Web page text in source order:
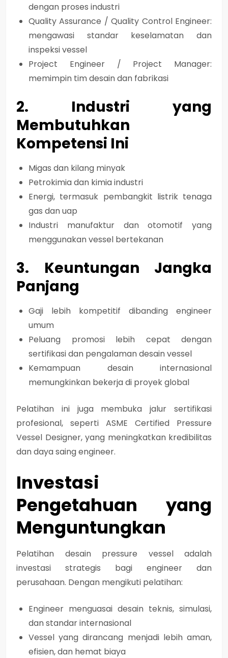
dengan proses industri
Quality Assurance / Quality Control Engineer:
mengawasi standar keselamatan dan
inspeksi vessel
Project Engineer / Project Manager:
memimpin tim desain dan fabrikasi
2. Industri yang
Membutuhkan
Kompetensi Ini
Migas dan kilang minyak
Petrokimia dan kimia industri
Energi, termasuk pembangkit listrik tenaga
gas dan uap
Industri manufaktur dan otomotif yang
menggunakan vessel bertekanan
3. Keuntungan Jangka
Panjang
Gaji lebih kompetitif dibanding engineer
umum
Peluang promosi lebih cepat dengan
sertifikasi dan pengalaman desain vessel
Kemampuan desain internasional
memungkinkan bekerjadi proyek global
Pelatihan ini juga membukajalur sertifikasi
profesional, seperti ASME Certified Pressure
Vessel Designer, yang meningkatkan kredibilitas
dan daya saing engineer.
Investasi
Pengetahuan yang
Menguntungkan
Pelatihan desain pressure vessel adalah
investasi strategis bagi engineer dan
perusahaan. Dengan mengikuti pelatihan:
Engineer menguasai desain teknis, simulasi,
dan standar internasional
Vessel yang dirancang menjadi lebih aman,
efisien, dan hemat biaya